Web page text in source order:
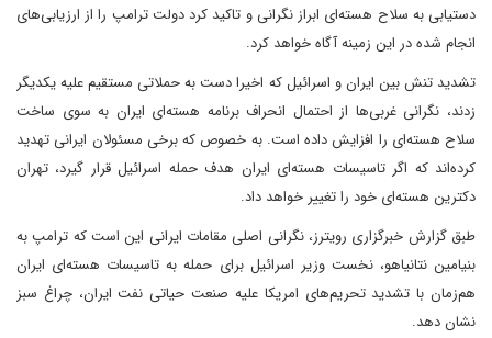
دستیابی به سلاح هسته‌ای ابراز نگرانی و تاکید کرد دولت ترامپ را از ارزیابی‌های
انجام شده در این زمینه آگاه خواهد کرد.
تشدید تنش بین ایران و اسرائیل که اخیرا دست به حملاتی مستقیم علیه یکدیگر
زدند، نگرانی غربی‌ها از احتمال انحراف برنامه هسته‌ای ایران به سوی ساخت
سلاح هسته‌ای را افزایش داده است. به خصوص که برخی مسئولان ایرانی تهدید
کرده‌اند که اگر تاسیسات هسته‌ای ایران هدف حمله اسرائیل قرار گیرد، تهران
دکترین هسته‌ای خود را تغییر خواهد داد.
طبق گزارش خبرگزاری رویترز، نگرانی اصلی مقامات ایرانی این است که ترامپ به
بنیامین نتانیاهو، نخست وزیر اسرائیل برای حمله به تاسیسات هسته‌ای ایران
هم‌زمان با تشدید تحریم‌های امریکا علیه صنعت حیاتی نفت ایران، چراغ سبز
نشان دهد.